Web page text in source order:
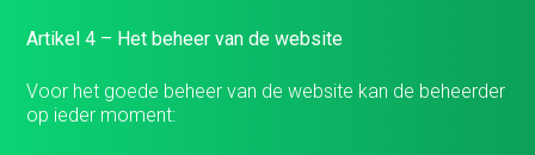
Artikel 4 – Het beheer van de website
Voor het goede beheer van de website kan de beheerder
op ieder moment: